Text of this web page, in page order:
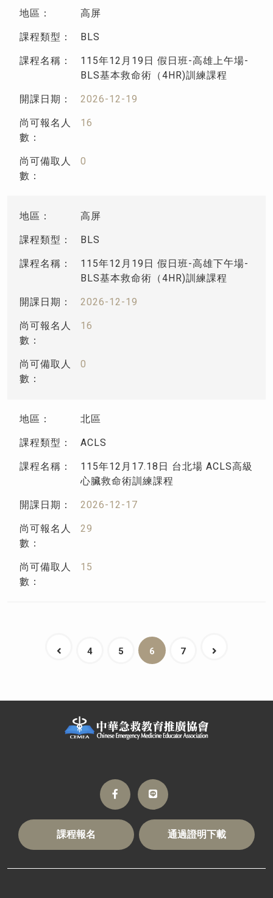
高屏
BLS
115年12月19日 假日班-高雄上午場-
BLS基本救命術（4HR)訓練課程
2026-12-19
16
0
高屏
BLS
115年12月19日 假日班-高雄下午場-
BLS基本救命術（4HR)訓練課程
2026-12-19
16
0
北區
ACLS
115年12月17.18日 台北場 ACLS高級
心臟救命術訓練課程
2026-12-17
29
15
4 5 6 7
課程報名 通過證明下載